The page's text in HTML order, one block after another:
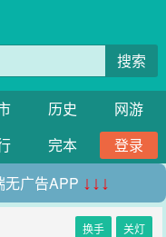
搜索
历史
网游
完本
登录
无广告APP ↓↓↓
换手 关灯